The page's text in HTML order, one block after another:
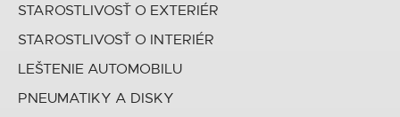
STAROSTLIVOSŤ O EXTERIÉR
STAROSTLIVOSŤ O INTERIÉR
LEŠTENIE AUTOMOBILU
PNEUMATIKY A DISKY